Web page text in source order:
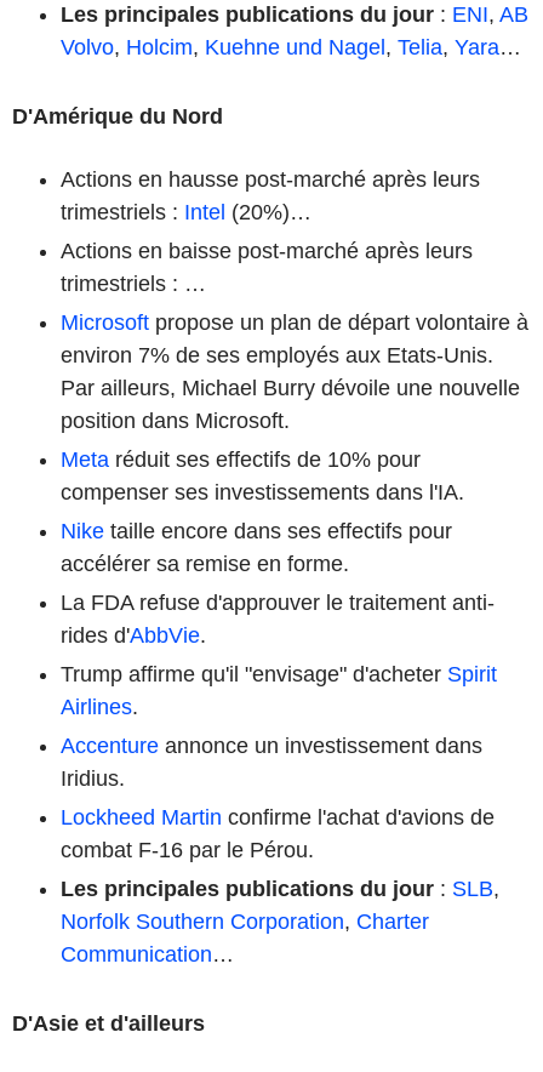
Les principales publications du jour : ENI, AB
Volvo, Holcim, Kuehne und Nagel, Telia, Yara…
D'Amérique du Nord
Actions en hausse post-marché après leurs
trimestriels : Intel (20%)…
Actions en baisse post-marché après leurs
trimestriels : …
Microsoft propose un plan de départ volontaire à
environ 7% de ses employés aux Etats-Unis.
Par ailleurs, Michael Burry dévoile une nouvelle
position dans Microsoft.
Meta réduit ses effectifs de 10% pour
compenser ses investissements dans l'IA.
Nike taille encore dans ses effectifs pour
accélérer sa remise en forme.
La FDA refuse d'approuver le traitement anti-
rides d'AbbVie.
Trump affirme qu'il "envisage" d'acheter Spirit
Airlines.
Accenture annonce un investissement dans
Iridius.
Lockheed Martin confirme l'achat d'avions de
combat F-16 par le Pérou.
Les principales publications du jour : SLB,
Norfolk Southern Corporation, Charter
Communication…
D'Asie et d'ailleurs